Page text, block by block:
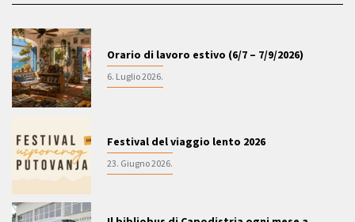
Orario di lavoro estivo (6/7 – 7/9/2026)
6. Luglio 2026.
Festival del viaggio lento 2026
23. Giugno 2026.